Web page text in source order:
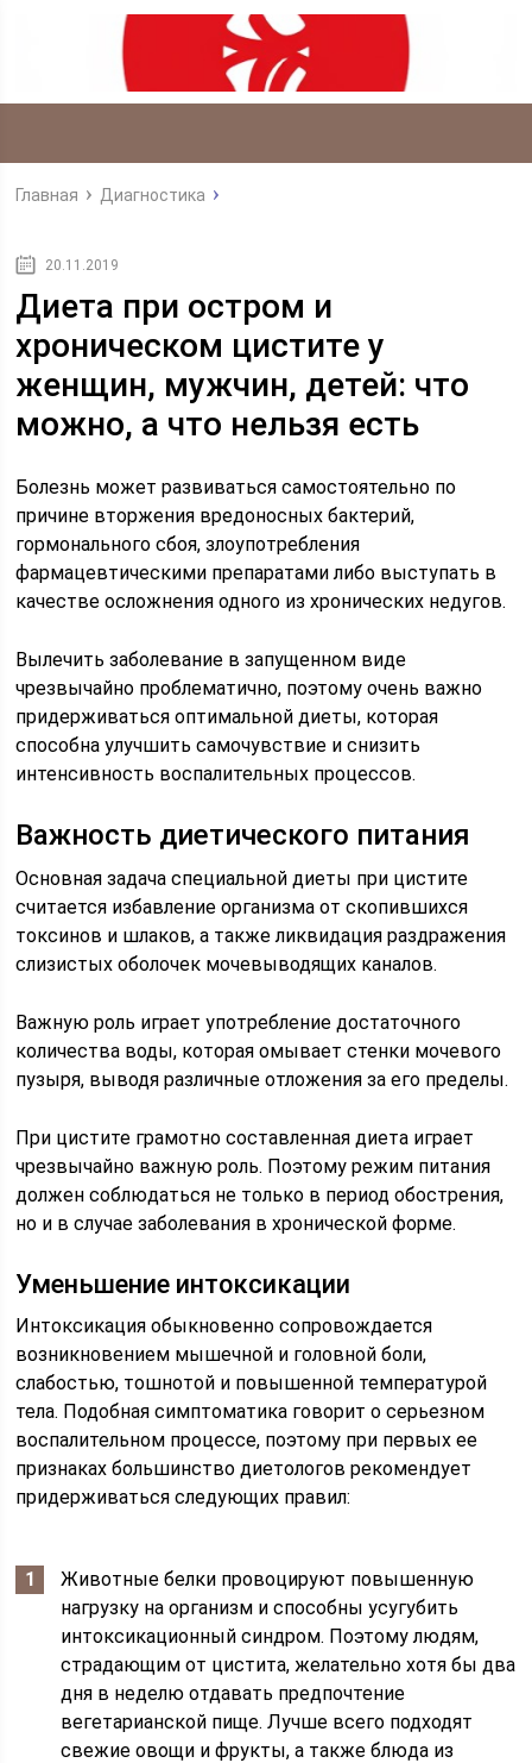
Главная Диагностика
20.11.2019
Диета при остром и
хроническом цистите у
женщин, мужчин, детей: что
можно, а что нельзя есть
Болезнь может развиваться самостоятельно по
причине вторжения вредоносных бактерий,
гормонального сбоя, злоупотребления
фармацевтическими препаратами либо выступать в
качестве осложнения одного из хронических недугов.
Вылечить заболевание в запущенном виде
чрезвычайно проблематично, поэтому очень важно
придерживаться оптимальной диеты, которая
способна улучшить самочувствие и снизить
интенсивность воспалительных процессов.
Важность диетического питания
Основная задача специальной диеты при цистите
считается избавление организма от скопившихся
токсинов и шлаков, а также ликвидация раздражения
слизистых оболочек мочевыводящих каналов.
Важную роль играет употребление достаточного
количества воды, которая омывает стенки мочевого
пузыря, выводя различные отложения за его пределы.
При цистите грамотно составленная диета играет
чрезвычайно важную роль. Поэтому режим питания
должен соблюдаться не только в период обострения,
но и в случае заболевания в хронической форме.
Уменьшение интоксикации
Интоксикация обыкновенно сопровождается
возникновением мышечной и головной боли,
слабостью, тошнотой и повышенной температурой
тела. Подобная симптоматика говорит о серьезном
воспалительном процессе, поэтому при первых ее
признаках большинство диетологов рекомендует
придерживаться следующих правил:
Животные белки провоцируют повышенную
нагрузку на организм и способны усугубить
интоксикационный синдром. Поэтому людям,
страдающим от цистита, желательно хотя бы два
дня в неделю отдавать предпочтение
вегетарианской пище. Лучше всего подходят
свежие овощи и фрукты, а также блюда из